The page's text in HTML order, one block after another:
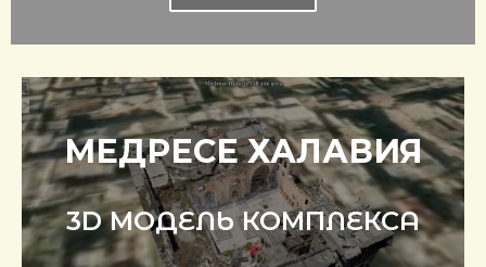
МЕДРЕСЕ ХАЛАВИЯ
3D МОДЕЛЬ КОМПЛЕКСА